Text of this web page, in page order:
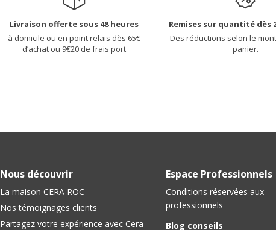
Livraison offerte sous 48 heures
à domicile ou en point relais dès 65€
d’achat ou 9€20 de frais port
Remises sur quantité dès
Des réductions selon le
panier.
Nous découvrir
La maison CERA ROC
Nos témoignages clients
Partagez votre expérience avec Cera
Espace Professionnels
Conditions réservées aux
professionnels
Blog conseils